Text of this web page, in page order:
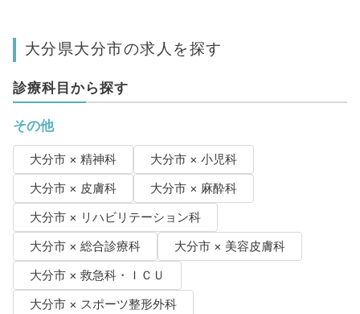
大分県大分市の求人を探す
診療科目から探す
その他
大分市 × 精神科
大分市 × 小児科
大分市 × 皮膚科
大分市 × 麻酔科
大分市 × リハビリテーション科
大分市 × 総合診療科
大分市 × 美容皮膚科
大分市 × 救急科・ＩＣＵ
大分市 × スポーツ整形外科